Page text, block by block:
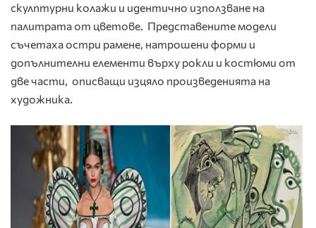
скулптурни колажи и идентично използване на
палитрата от цветове. Представените модели
съчетаха остри рамене, натрошени форми и
допълнителни елементи върху рокли и костюми от
две части, описващи изцяло произведенията на
художника.